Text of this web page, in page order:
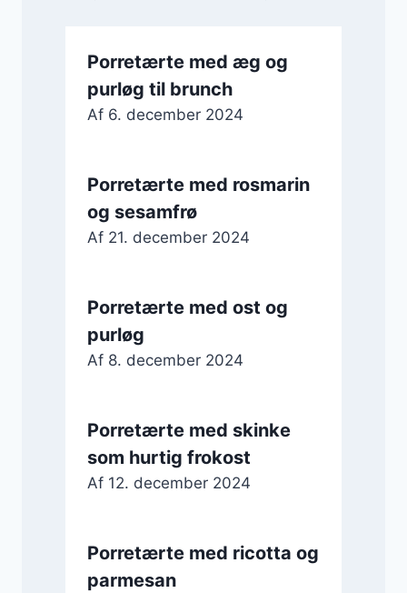
Porretærte med æg og
purløg til brunch
Af 6. december 2024
Porretærte med rosmarin
og sesamfrø
Af 21. december 2024
Porretærte med ost og
purløg
Af 8. december 2024
Porretærte med skinke
som hurtig frokost
Af 12. december 2024
Porretærte med ricotta og
parmesan